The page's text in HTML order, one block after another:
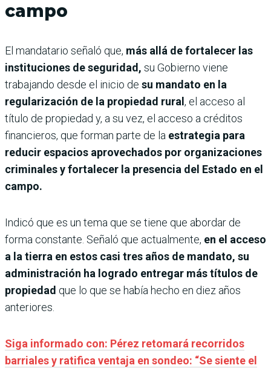
campo
El mandatario señaló que, más allá de fortalecer las
instituciones de seguridad, su Gobierno viene
trabajando desde el inicio de su mandato en la
regularización de la propiedad rural , el acceso al
título de propiedad y, a su vez, el acceso a créditos
financieros, que forman parte de la estrategia para
reducir espacios aprovechados por organizaciones
criminales y fortalecer la presencia del Estado en el
campo.
Indicó que es un tema que se tiene que abordar de
forma constante. Señaló que actualmente, en el acceso
a la tierra en estos casi tres años de mandato, su
administración ha logrado entregar más títulos de
propiedad que lo que se había hecho en diez años
anteriores.
Siga informado con: Pérez retomará recorridos
barriales y ratifica ventaja en sondeo: “Se siente el